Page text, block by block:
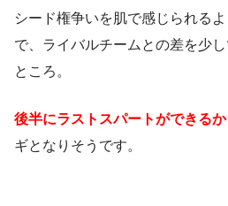
シード権争いを肌で感じられる
で、ライバルチームとの差を少
ところ。
後半にラストスパートができる
ギとなりそうです。